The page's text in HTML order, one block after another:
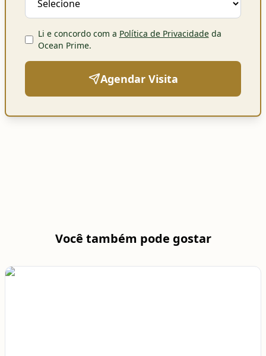
Li e concordo com a Política de Privacidadeda
Ocean Prime.
Agendar Visita
Você também pode gostar